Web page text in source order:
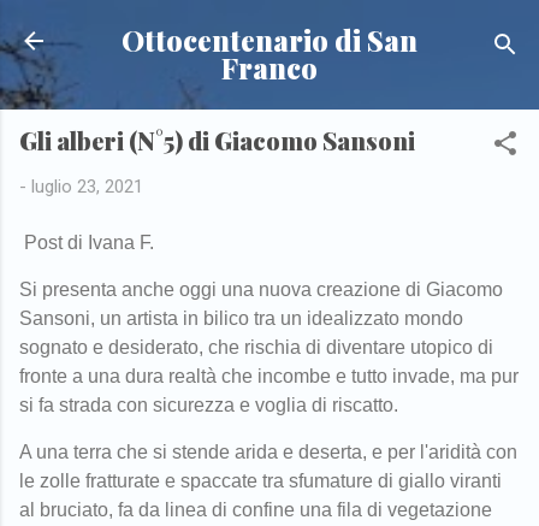
Passa ai contenuti principali
Ottocentenario di San
Franco
Gli alberi (N°5) di Giacomo Sansoni
- luglio 23, 2021
Post di Ivana F.
Si presenta anche oggi una nuova creazione di Giacomo
Sansoni, un artista in bilico tra un idealizzato mondo
sognato e desiderato, che rischia di diventare utopico di
fronte a una dura realtà che incombe e tutto invade, ma pur
si fa strada con sicurezza e voglia di riscatto.
A una terra che si stende arida e deserta, e per l'aridità con
le zolle fratturate e spaccate tra sfumature di giallo viranti
al bruciato, fa da linea di confine una fila di vegetazione